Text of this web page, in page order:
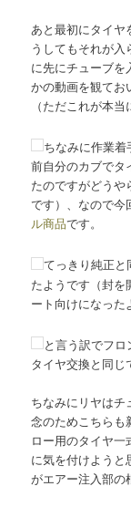
あと最初にタイヤ
うしてもそれが
に先にチューブを
かの動画を観てお
（ただこれが本
ちなみに作業
前自分のカブでタ
たのですがどう
です）、なので今
ル商品です。
てっきり純正
たようです（封
ート向けになった
と言う訳でフ
タイヤ交換と同じ
ちなみにリヤはチ
念のためこちらも
ロー用のタイヤ一
に気を付けようと
がエアー注入部の